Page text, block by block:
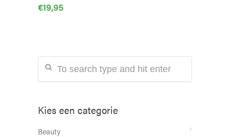
€19,95
Kies een categorie
Beauty